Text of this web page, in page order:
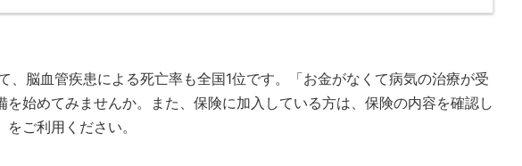
脳血管疾患による死亡率も全国1位です。「お金がなくて病気の治療が受
始めてみませんか。また、保険に加入している方は、保険の内容を確認し
ご利用ください。